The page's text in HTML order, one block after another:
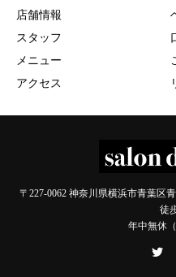
店舗情報
スタッフ
メニュー
アクセス
〒227-0062 神奈川県横浜市青葉区
徒
年中無休（